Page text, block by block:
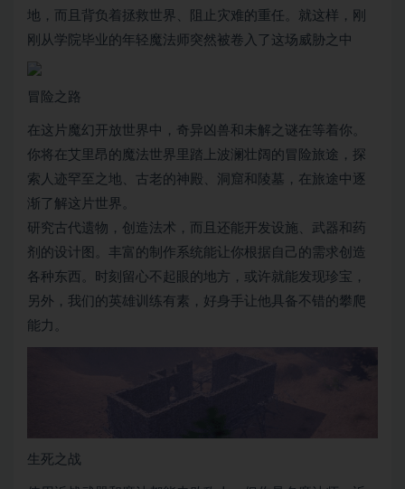
地，而且背负着拯救世界、阻止灾难的重任。就这样，刚
刚从学院毕业的年轻魔法师突然被卷入了这场威胁之中
冒险之路
在这片魔幻开放世界中，奇异凶兽和未解之谜在等着你。
你将在艾里昂的魔法世界里踏上波澜壮阔的冒险旅途，探
索人迹罕至之地、古老的神殿、洞窟和陵墓，在旅途中逐
渐了解这片世界。
研究古代遗物，创造法术，而且还能开发设施、武器和药
剂的设计图。丰富的制作系统能让你根据自己的需求创造
各种东西。时刻留心不起眼的地方，或许就能发现珍宝，
另外，我们的英雄训练有素，好身手让他具备不错的攀爬
能力。
生死之战